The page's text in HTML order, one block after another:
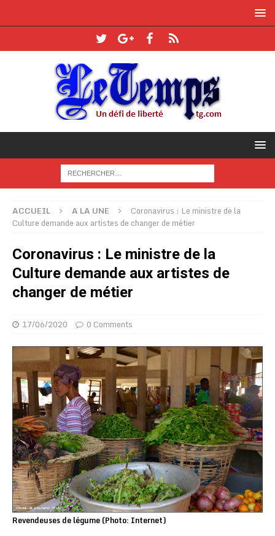
ACCUEIL A LA UNE
Coronavirus : Le ministre de la
Culture demande aux artistes de changer de métier
Coronavirus : Le ministre de la
Culture demande aux artistes de
changer de métier
17/06/2020 0 Comments
Revendeuses de légume (Photo: Internet)